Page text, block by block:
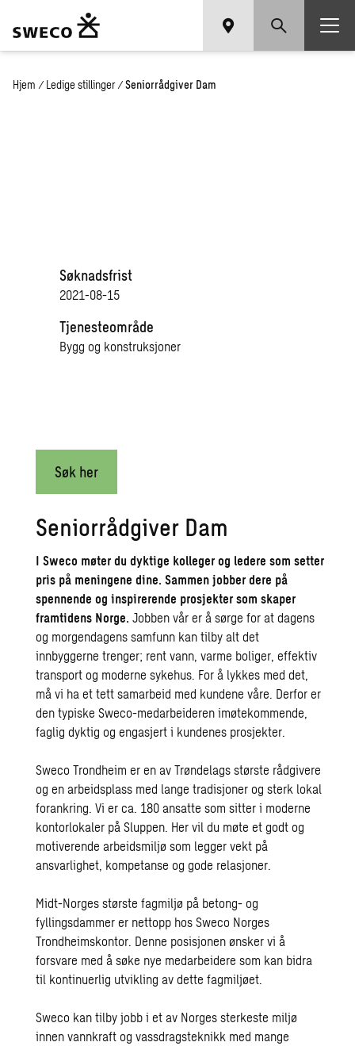
Hjem / Ledige stillinger / Seniorrådgiver Dam
Søknadsfrist
2021-08-15
Tjenesteområde
Bygg og konstruksjoner
Søk her
Seniorrådgiver Dam
I Sweco møter du dyktige kolleger og ledere som setter
pris på meningene dine.Sammen jobber dere på
spennende og inspirerende prosjekter som skaper
framtidens Norge.Jobben vår er å sørge for at dagens
og morgendagens samfunn kan tilby alt det
innbyggerne trenger; rent vann, varme boliger, effektiv
transport og moderne sykehus. For å lykkes med det,
må vi ha et tett samarbeid med kundene våre. Derfor er
den typiske Sweco-medarbeideren imøtekommende,
faglig dyktig og engasjert i kundenes prosjekter.
Sweco Trondheim er en av Trøndelags største rådgivere
og en arbeidsplass med lange tradisjoner og sterk lokal
forankring. Vi er ca. 180 ansatte som sitter i moderne
kontorlokaler på Sluppen. Her vil du møte et godt og
motiverende arbeidsmiljø som legger vekt på
ansvarlighet, kompetanse og gode relasjoner.
Midt-Norges største fagmiljø på betong- og
fyllingsdammer er nettopp hos Sweco Norges
Trondheimskontor. Denne posisjonen ønsker vi å
forsvare med å søke nye medarbeidere som kan bidra
til kontinuerlig utvikling av dette fagmiljøet.
Sweco kan tilby jobb i et av Norges sterkeste miljø
innen vannkraft og vassdragsteknikk med mange